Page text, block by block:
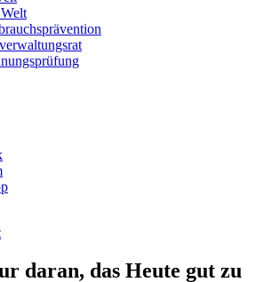
daran, das Heute gut zu